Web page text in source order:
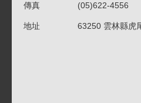
傳真 (05)622-4556
地址 63250 雲林縣虎